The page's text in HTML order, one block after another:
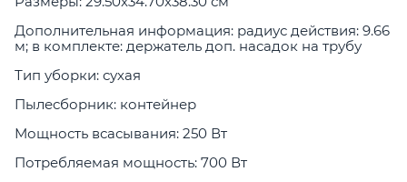
Дополнительная информация: радиус действия: 9.66
м; в комплекте: держатель доп. насадок на трубу
Тип уборки: сухая
Пылесборник: контейнер
Мощность всасывания: 250 Вт
Потребляемая мощность: 700 Вт